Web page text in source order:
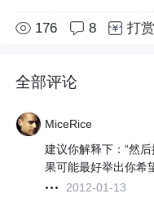
176 8 打赏
全部评论
MiceRice
建议你解释下：“然
果可能最好举出你希
2012-01-13